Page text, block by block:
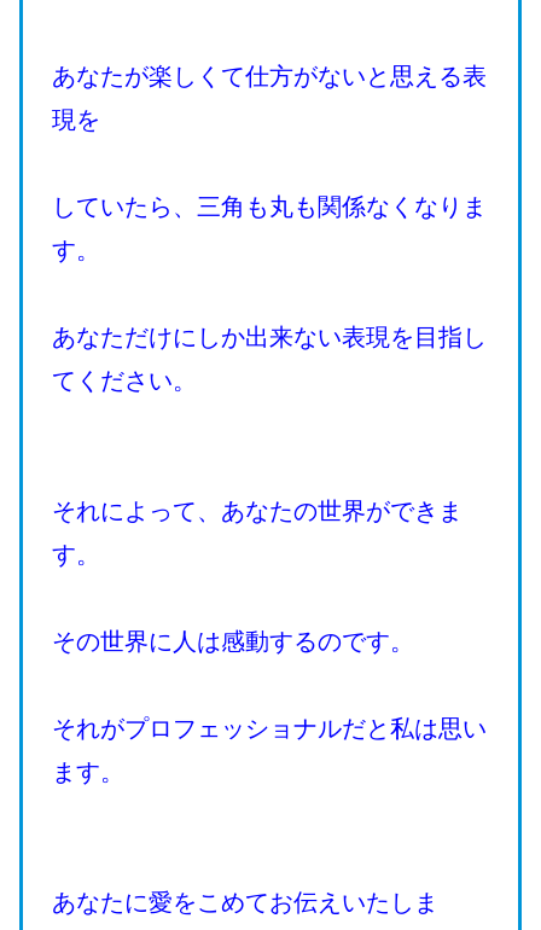
あなたが楽しくて仕方がないと思える表
現を
していたら、三角も丸も関係なくなりま
す。
あなただけにしか出来ない表現を目指し
てください。
それによって、あなたの世界ができま
す。
その世界に人は感動するのです。
それがプロフェッショナルだと私は思い
ます。
あなたに愛をこめてお伝えいたしま